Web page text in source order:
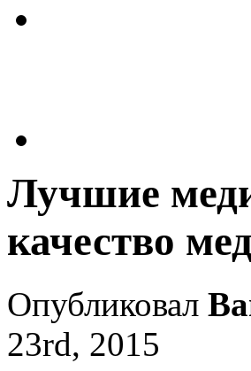
Лучшие
качество
Опубликовал
23rd, 2015